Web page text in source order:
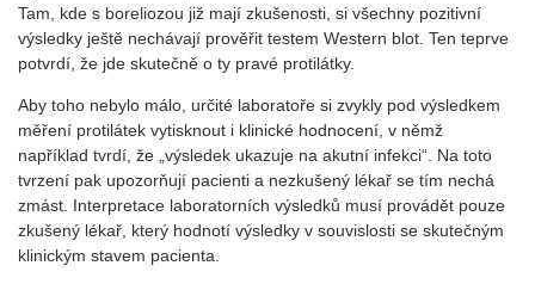
Tam, kde s boreliozou již mají zkušenosti, si všechny pozitivní
výsledky ještě nechávají prověřit testem Western blot. Ten teprve
potvrdí, že jde skutečně o ty pravé protilátky.
Aby toho nebylo málo, určité laboratoře si zvykly pod výsledkem
měření protilátek vytisknout i klinické hodnocení, v němž
například tvrdí, že „výsledek ukazuje na akutní infekci“. Na toto
tvrzení pak upozorňují pacienti a nezkušený lékař se tím nechá
zmást. Interpretace laboratorních výsledků musí provádět pouze
zkušený lékař, který hodnotí výsledky v souvislosti se skutečným
klinickým stavem pacienta.